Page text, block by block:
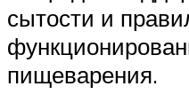
сытости и
пищеварения.